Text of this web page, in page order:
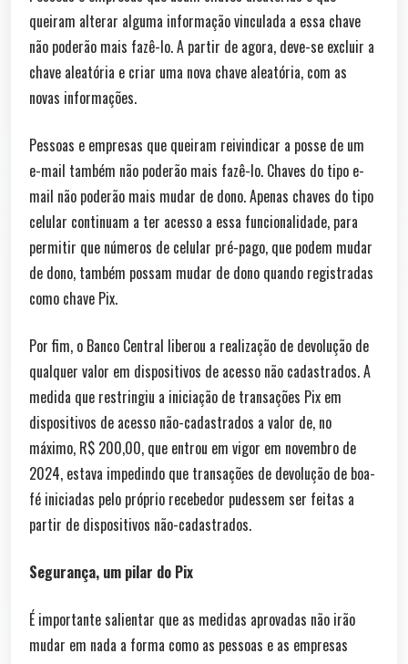
queiram alterar alguma informação vinculada a essa chave
não poderão mais fazê-lo. A partir de agora, deve-se excluir a
chave aleatória e criar uma nova chave aleatória, com as
novas informações.
Pessoas e empresas que queiram reivindicar a posse de um
e-mail também não poderão mais fazê-lo. Chaves do tipo e-
mail não poderão mais mudar de dono. Apenas chaves do tipo
celular continuam a ter acesso a essa funcionalidade, para
permitir que números de celular pré-pago, que podem mudar
de dono, também possam mudar de dono quando registradas
como chave Pix.
Por fim, o Banco Central liberou a realização de devolução de
qualquer valor em dispositivos de acesso não cadastrados. A
medida que restringiu a iniciação de transações Pix em
dispositivos de acesso não-cadastrados a valor de, no
máximo, R$ 200,00, que entrou em vigor em novembro de
2024, estava impedindo que transações de devolução de boa-
fé iniciadas pelo próprio recebedor pudessem ser feitas a
partir de dispositivos não-cadastrados.
Segurança, um pilar do Pix
É importante salientar que as medidas aprovadas não irão
mudar em nada a forma como as pessoas e as empresas